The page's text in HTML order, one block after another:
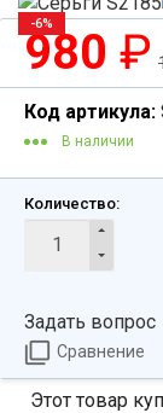
-6%
980 ₽
Код артикула:
В наличии
Количество:
Задать вопрос
Сравнение
Этот товар